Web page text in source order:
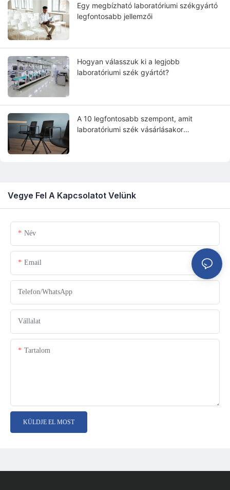
Egy megbízható laboratóriumi székgyártó
legfontosabb jellemzői
Hogyan válasszuk ki a legjobb
laboratóriumi szék gyártót?
A 10 legfontosabb szempont, amit
laboratóriumi szék vásárlásakor
Vegye Fel A Kapcsolatot Velünk
Név
Email
Telefon/WhatsApp
Vállalat
Tartalom
KÜLDJE EL MOST